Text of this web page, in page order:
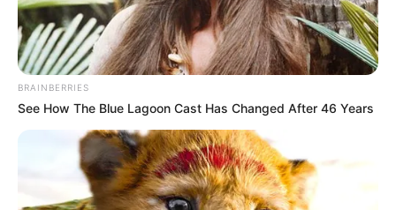
BRAINBERRIES
See How The Blue Lagoon Cast Has Changed After 46 Years